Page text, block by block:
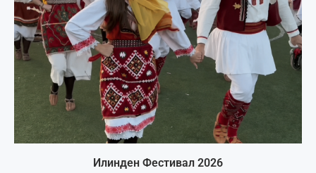
Илинден Фестивал 2026